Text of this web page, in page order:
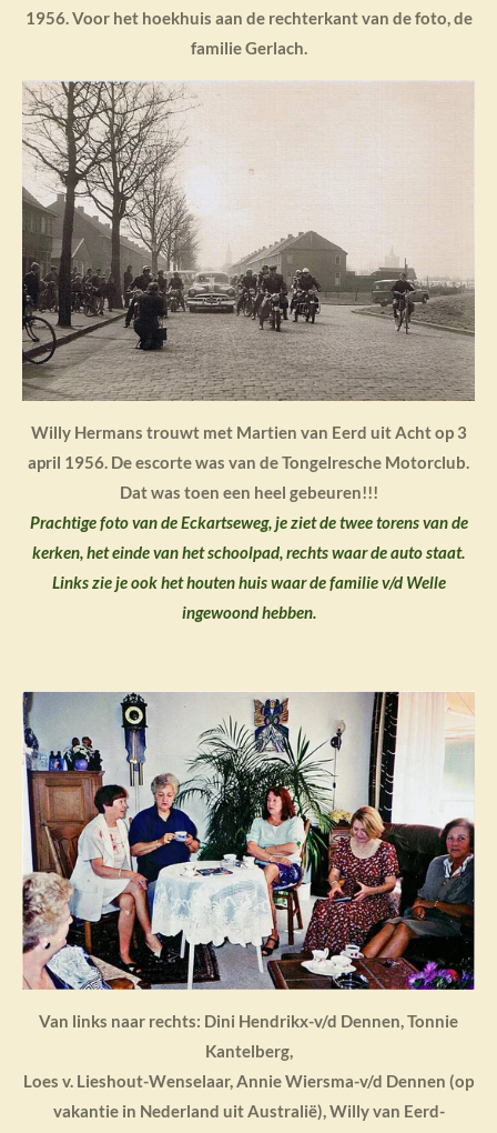
1956. Voor het hoekhuis aan de rechterkant van de foto, de
familie Gerlach.
Willy Hermans trouwt met Martien van Eerd uit Acht op 3
april 1956. De escorte was van de Tongelresche Motorclub.
Dat was toen een heel gebeuren!!!
Prachtige foto van de Eckartseweg, je ziet de twee torens van de
kerken, het einde van het schoolpad, rechts waar de auto staat.
Links zie je ook het houten huis waar de familie v/d Welle
ingewoond hebben.
Van links naar rechts: Dini Hendrikx-v/d Dennen, Tonnie
Kantelberg,
Loes v. Lieshout-Wenselaar, Annie Wiersma-v/d Dennen (op
vakantie in Nederland uit Australië), Willy van Eerd-